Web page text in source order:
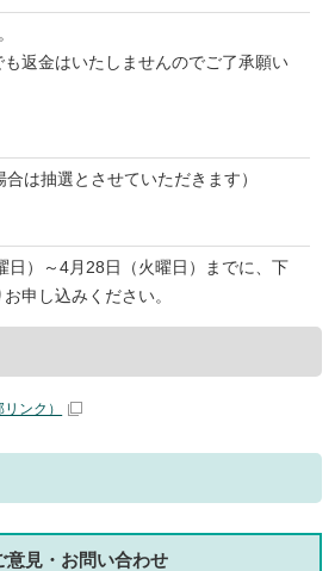
も返金はいたしませんのでご了承願い
は抽選とさせていただきます）
日）～4月28日（火曜日）までに、下
申し込みください。
リンク）
意見・お問い合わせ